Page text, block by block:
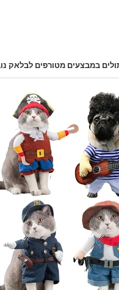
במבצעים מטורפים לבלאק